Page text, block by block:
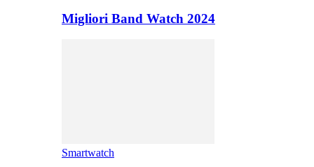
Migliori Band Watch 2024
Smartwatch